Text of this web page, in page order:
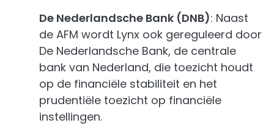
De Nederlandsche Bank (DNB): Naast
de AFM wordt Lynx ook gereguleerd door
De Nederlandsche Bank, de centrale
bank van Nederland, die toezicht houdt
op de financiële stabiliteit en het
prudentiële toezicht op financiële
instellingen.